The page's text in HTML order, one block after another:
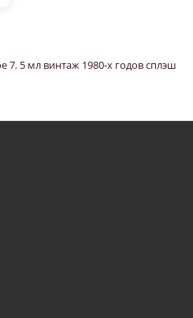
7, 5 мл винтаж 1980-х годов сплэш